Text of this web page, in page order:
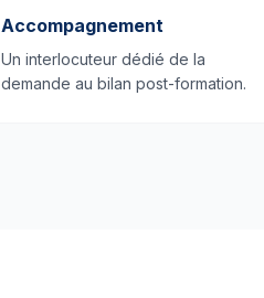
Accompagnement
Un interlocuteur dédié de la
demande au bilan post-formation.